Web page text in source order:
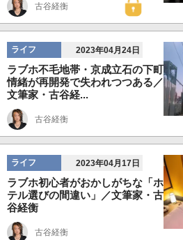
古谷経衡
ライフ 2023年04月24日
ラブホ不毛地帯・京成立石の下町
情緒が再開発で失われつつある／
文筆家・古谷経...
古谷経衡
ライフ 2023年04月17日
ラブホ初心者がおかしがちな「ホ
テル選びの間違い」／文筆家・古
谷経衡
古谷経衡